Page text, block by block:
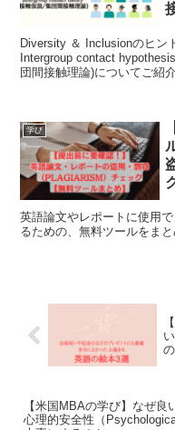
Diversity ＆ Inclusionのヒン
Intergroup contact
団間接触理論)についてご紹
学び
英語論文やレポートに使用
るための、無料ツールをまと
【米国MBAの学び】なぜ良
心理的安全性（